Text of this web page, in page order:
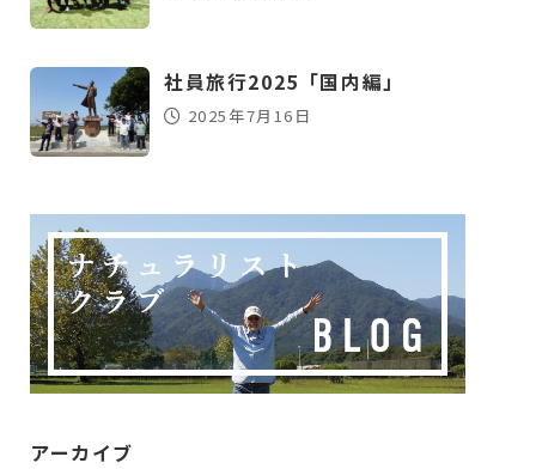
社員旅行2025「国内編」
2025年7月16日
アーカイブ